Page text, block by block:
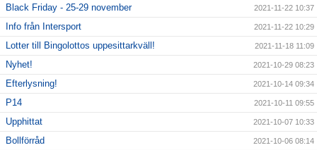
Black Friday - 25-29 november 2021-11-22 10:37
Info från Intersport 2021-11-22 10:29
Lotter till Bingolottos uppesittarkväll! 2021-11-18 11:09
Nyhet! 2021-10-29 08:23
Efterlysning! 2021-10-14 09:34
P14 2021-10-11 09:55
Upphittat 2021-10-07 10:33
Bollförråd 2021-10-06 08:14